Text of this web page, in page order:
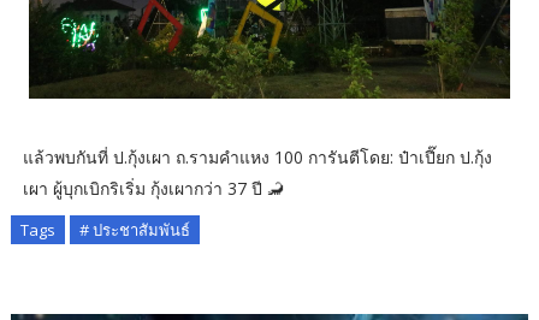
แล้วพบกันที่ ป.กุ้งเผา ถ.รามคำแหง 100 การันตีโดย: ป๋าเปี๊ยก ป.กุ้ง
เผา ผู้บุกเบิกริเริ่ม กุ้งเผากว่า 37 ปี 🦂
Tags # ประชาสัมพันธ์